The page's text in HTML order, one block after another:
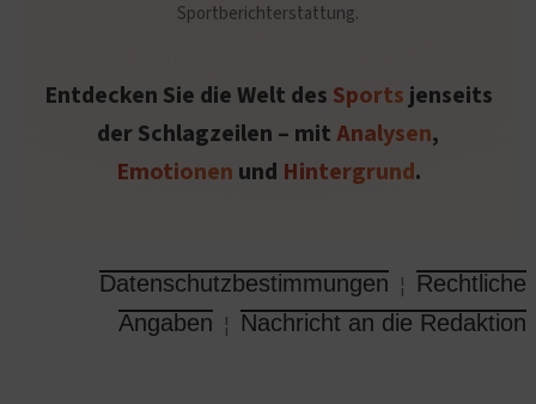
Sportberichterstattung.
Entdecken Sie die Welt des Sportsjenseits
der Schlagzeilen – mitAnalysen,
Emotionen und Hintergrund.
Datenschutzbestimmungen ¦ Rechtliche
Angaben ¦ Nachricht an die Redaktion